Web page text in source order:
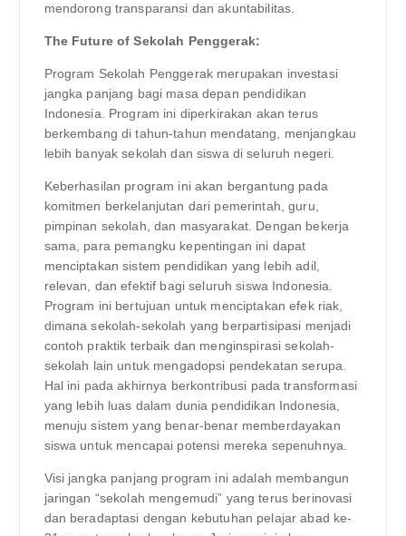
mendorong transparansi dan akuntabilitas.
The Future of Sekolah Penggerak:
Program Sekolah Penggerak merupakan investasi
jangka panjang bagi masa depan pendidikan
Indonesia. Program ini diperkirakan akan terus
berkembang di tahun-tahun mendatang, menjangkau
lebih banyak sekolah dan siswa di seluruh negeri.
Keberhasilan program ini akan bergantung pada
komitmen berkelanjutan dari pemerintah, guru,
pimpinan sekolah, dan masyarakat. Dengan bekerja
sama, para pemangku kepentingan ini dapat
menciptakan sistem pendidikan yang lebih adil,
relevan, dan efektif bagi seluruh siswa Indonesia.
Program ini bertujuan untuk menciptakan efek riak,
dimana sekolah-sekolah yang berpartisipasi menjadi
contoh praktik terbaik dan menginspirasi sekolah-
sekolah lain untuk mengadopsi pendekatan serupa.
Hal ini pada akhirnya berkontribusi pada transformasi
yang lebih luas dalam dunia pendidikan Indonesia,
menuju sistem yang benar-benar memberdayakan
siswa untuk mencapai potensi mereka sepenuhnya.
Visi jangka panjang program ini adalah membangun
jaringan “sekolah mengemudi” yang terus berinovasi
dan beradaptasi dengan kebutuhan pelajar abad ke-